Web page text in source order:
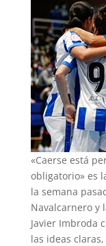
«Caerse está
obligatorio» es
la semana
Navalcarnero y
Javier Imbroda
las ideas